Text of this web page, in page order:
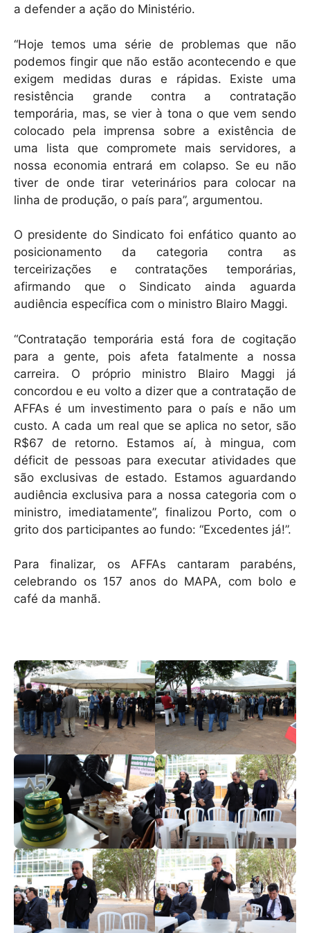
a defender a ação do Ministério.
“Hoje temos uma série de problemas que não
podemos fingir que não estão acontecendo e que
exigem medidas duras e rápidas. Existe uma
resistência grande contra a contratação
temporária, mas, se vier à tona o que vem sendo
colocado pela imprensa sobre a existência de
uma lista que compromete mais servidores, a
nossa economia entrará em colapso. Se eu não
tiver de onde tirar veterinários para colocar na
linha de produção, o país para”, argumentou.
O presidente do Sindicato foi enfático quanto ao
posicionamento da categoria contra as
terceirizações e contratações temporárias,
afirmando que o Sindicato ainda aguarda
audiência específica com o ministro Blairo Maggi.
“Contratação temporária está fora de cogitação
para a gente, pois afeta fatalmente a nossa
carreira. O próprio ministro Blairo Maggi já
concordou e eu volto a dizer que a contratação de
AFFAs é um investimento para o país e não um
custo. A cada um real que se aplica no setor, são
R$67 de retorno. Estamos aí, à mingua, com
déficit de pessoas para executar atividades que
são exclusivas de estado. Estamos aguardando
audiência exclusiva para a nossa categoria com o
ministro, imediatamente”, finalizou Porto, com o
grito dos participantes ao fundo: “Excedentes já!”.
Para finalizar, os AFFAs cantaram parabéns,
celebrando os 157 anos do MAPA, com bolo e
café da manhã.